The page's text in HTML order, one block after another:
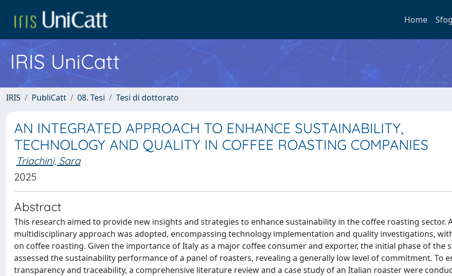
Home
IRIS UniCatt
IRIS PubliCatt 08. Tesi Tesi di dottorato
AN INTEGRATED APPROACH TO ENHANCE SUSTAINABILITY,
TECHNOLOGY AND QUALITY IN COFFEE ROASTING COMPANIES
Triachini, Sara
2025
Abstract
This research aimed to provide new insights and strategies to enhance sustainability in the coffee roasting sector.
multidisciplinary approach was adopted, encompassing technology implementation and quality investigations,
on coffee roasting. Given the importance of Italy as a major coffee consumer and exporter, the initial phase of the
assessed the sustainability performance of a panel of roasters, revealing a generally low level of commitment. To
transparency and traceability, a comprehensive literature review and a case study of an Italian roaster were